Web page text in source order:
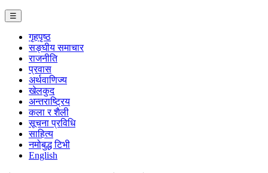
☰
गृहपृष्ठ
सङ्घीय समाचार
राजनीति
प्रवास
अर्थवाणिज्य
खेलकुद
अन्तराष्ट्रिय
कला र शैली
सूचना प्रविधि
साहित्य
नमोबुद्ध टिभी
English